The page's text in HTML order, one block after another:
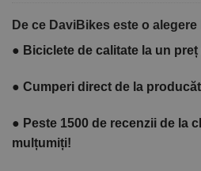
bicicletei
De ce DaviBikes este o alegere
● Biciclete de calitate la un preț
● Cumperi direct de la
● Peste 1500 de recenzii de la
mulțumiți!